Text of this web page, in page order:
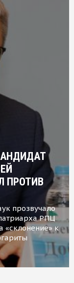
ПРОТИВ
прозвучало
РПЦ
«склонение» к